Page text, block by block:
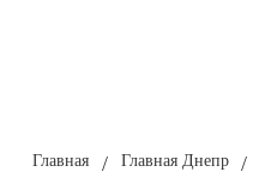
Главная / Главная Днепр /